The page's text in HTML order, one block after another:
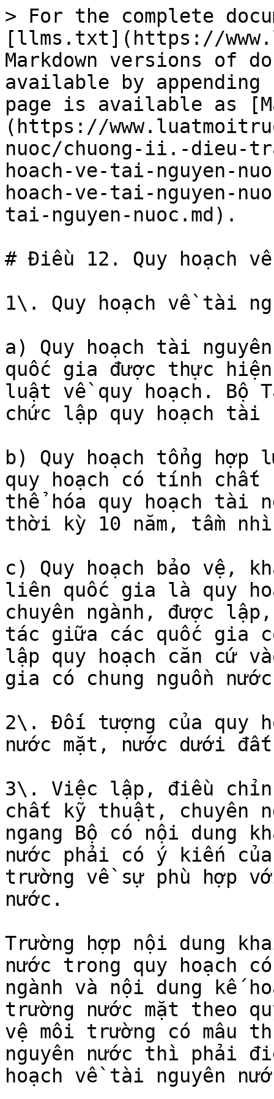
> For the complete
[llms.txt](https://
Markdown versions of
available by
page is available as
(https://
nuoc/chuong-ii.-dieu-
hoach-ve-tai-nguyen-
hoach-ve-tai-nguyen-
tai-nguyen-nuoc.md).
# Điều 12. Quy hoạch
1\. Quy hoạch về tài
a) Quy hoạch tài
quốc gia được thực
luật về quy hoạch. Bộ
chức lập quy hoạch tài
b) Quy hoạch tổng
quy hoạch có tính chất
thể hóa quy hoạch tài
thời kỳ 10 năm, tầm
c) Quy hoạch bảo vệ,
liên quốc gia là quy
chuyên ngành, được
tác giữa các quốc gia
lập quy hoạch căn cứ
gia có chung nguồn
2\. Đối tượng của quy
nước mặt, nước dưới
3\. Việc lập, điều
chất kỹ thuật, chuyên
ngang Bộ có nội dung
nước phải có ý kiến
trường về sự phù hợp
nước.
Trường hợp nội dung
nước trong quy hoạch
ngành và nội dung kế
trường nước mặt theo
vệ môi trường có mâu
nguyên nước thì phải